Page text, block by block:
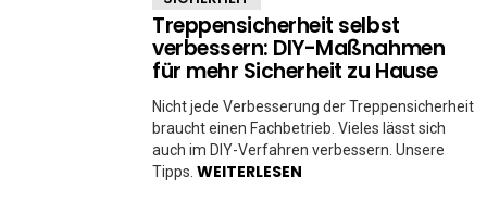
Treppensicherheit selbst
verbessern: DIY-Maßnahmen
für mehr Sicherheit zu Hause
Nicht jede Verbesserung der Treppensicherheit
braucht einen Fachbetrieb. Vieles lässt sich
auch im DIY-Verfahren verbessern. Unsere
Tipps. WEITERLESEN